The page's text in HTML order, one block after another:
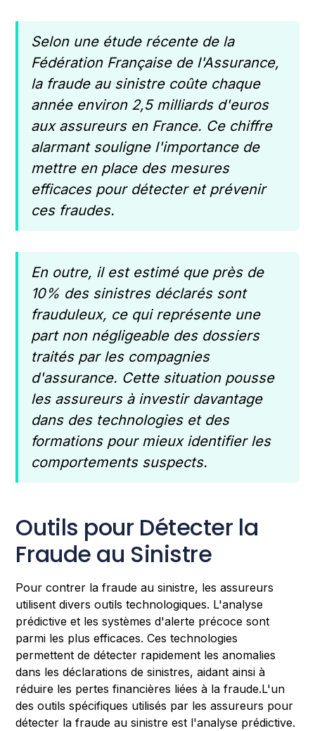
Selon une étude récente de la
Fédération Française de l'Assurance,
la fraude au sinistre coûte chaque
année environ 2,5 milliards d'euros
aux assureurs en France. Ce chiffre
alarmant souligne l'importance de
mettre en place des mesures
efficaces pour détecter et prévenir
ces fraudes.
En outre, il est estimé que près de
10% des sinistres déclarés sont
frauduleux, ce qui représente une
part non négligeable des dossiers
traités par les compagnies
d'assurance. Cette situation pousse
les assureurs à investir davantage
dans des technologies et des
formations pour mieux identifier les
comportements suspects.
Outils pour Détecter la
Fraude au Sinistre
Pour contrer la fraude au sinistre, les assureurs
utilisent divers outils technologiques. L'analyse
prédictive et les systèmes d'alerte précoce sont
parmi les plus efficaces. Ces technologies
permettent de détecter rapidement les anomalies
dans les déclarations de sinistres, aidant ainsi à
réduire les pertes financières liées à la fraude.L'un
des outils spécifiques utilisés par les assureurs pour
détecter la fraude au sinistre est l'analyse prédictive.